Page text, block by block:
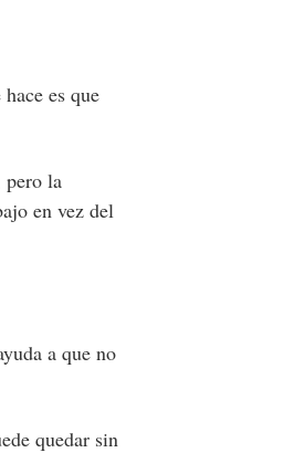
es que
pero la
en vez del
a que no
quedar sin